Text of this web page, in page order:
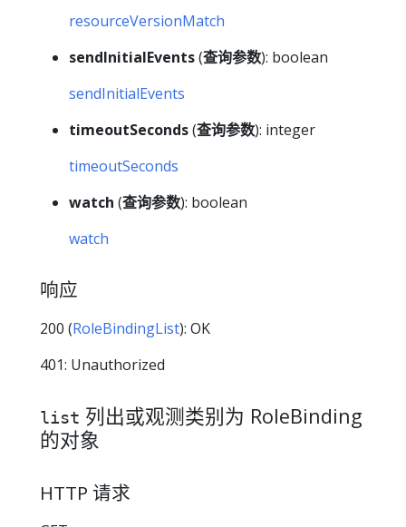
resourceVersionMatch
sendInitialEvents(查询参数): boolean
sendInitialEvents
timeoutSeconds(查询参数): integer
timeoutSeconds
watch (查询参数): boolean
watch
响应
200 (RoleBindingList): OK
401: Unauthorized
list 列出或观测类别为 RoleBinding
的对象
HTTP 请求